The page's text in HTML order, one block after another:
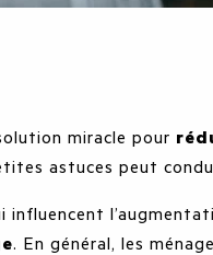
miracle pour
astuces peut
influencent
. En général, les